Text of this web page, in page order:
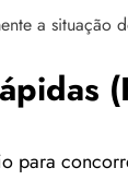
a situação
para